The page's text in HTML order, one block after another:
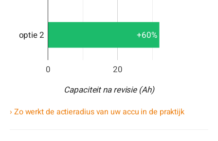
0 20
optie 2 +60%
Capaciteit na revisie (Ah)
› Zo werkt de actieradius van uw accu in de praktijk